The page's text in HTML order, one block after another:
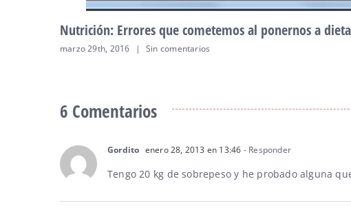
Nutrición: Errores que cometemos al ponernos a
marzo 29th, 2016 | Sin comentarios
6 Comentarios
Gordito enero 28, 2013 en 13:46 - Responder
Tengo 20 kg de sobrepeso y he probado alguna